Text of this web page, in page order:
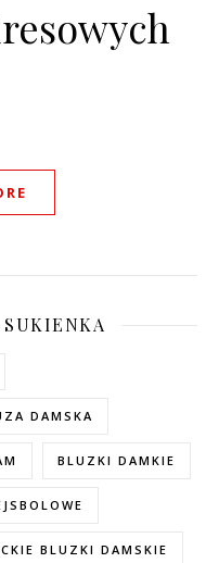
DAMSKA
BLUZKI DAMKIE
BLUZKI DAMSKIE